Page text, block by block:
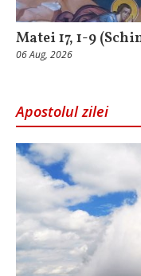
Matei 17, 1-9
06 Aug, 2026
Apostolul zilei